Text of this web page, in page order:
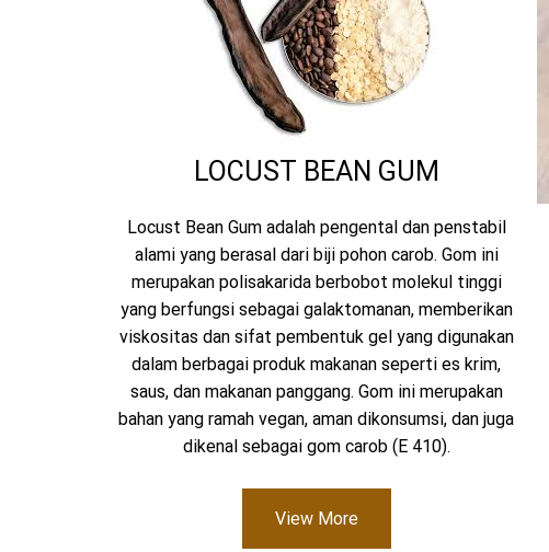
LOCUST BEAN GUM
Locust Bean Gum adalah pengental dan penstabil
alami yang berasal dari biji pohon carob. Gom ini
merupakan polisakarida berbobot molekul tinggi
yang berfungsi sebagai galaktomanan, memberikan
viskositas dan sifat pembentuk gel yang digunakan
dalam berbagai produk makanan seperti es krim,
saus, dan makanan panggang. Gom ini merupakan
bahan yang ramah vegan, aman dikonsumsi, dan juga
dikenal sebagai gom carob (E 410).
View More